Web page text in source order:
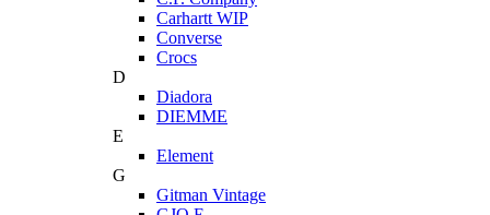
Carhartt WIP
Converse
Crocs
D
Diadora
DIEMME
E
Element
G
Gitman Vintage